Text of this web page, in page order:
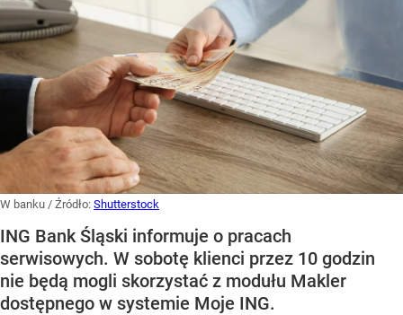
W banku / Źródło: Shutterstock
ING Bank Śląski informuje o pracach
serwisowych. W sobotę klienci przez 10 godzin
nie będą mogli skorzystać z modułu Makler
dostępnego w systemie Moje ING.